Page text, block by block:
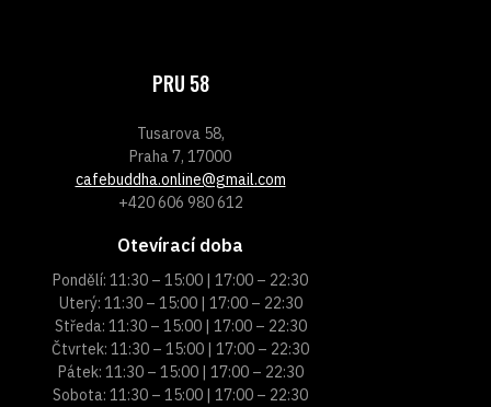
PRU 58
Tusarova 58,
Praha 7, 17000
cafebuddha.online@gmail.com
+420 606 980 612
Otevírací doba
Pondělí: 11:30 – 15:00 | 17:00 – 22:30
Uterý: 11:30 – 15:00 | 17:00 – 22:30
Středa: 11:30 – 15:00 | 17:00 – 22:30
Čtvrtek: 11:30 – 15:00 | 17:00 – 22:30
Pátek: 11:30 – 15:00 | 17:00 – 22:30
Sobota: 11:30 – 15:00 | 17:00 – 22:30